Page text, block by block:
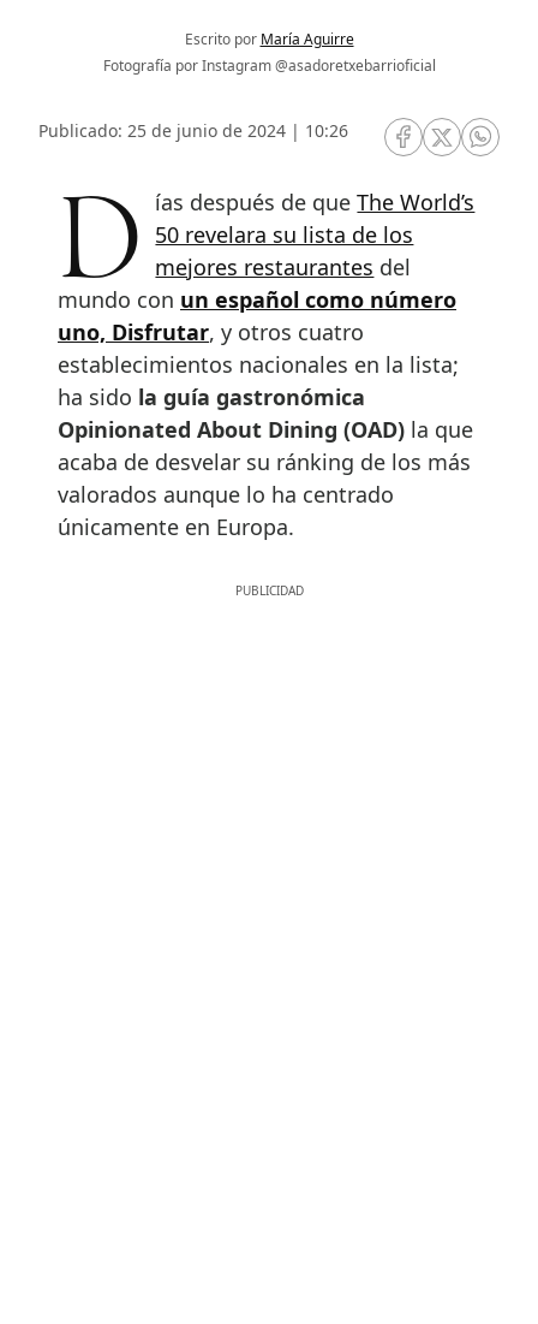
Escrito por María Aguirre
Fotografía por Instagram @asadoretxebarrioficial
Publicado: 25 de junio de 2024 | 10:26
RRSS Facebook
RRSSRRSS
Días después de queThe World’s
50 revelara su lista de los
mejores restaurantes del
mundo con un español como número
uno, Disfrutar, y otros cuatro
establecimientos nacionales en la lista;
ha sido la guía gastronómica
Opinionated About Dining (OAD) la que
acaba de desvelar su ránking de los más
valorados aunque lo ha centrado
únicamente en Europa.